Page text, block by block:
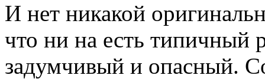
И нет никакой
что ни на есть типичный
задумчивый и опасный.